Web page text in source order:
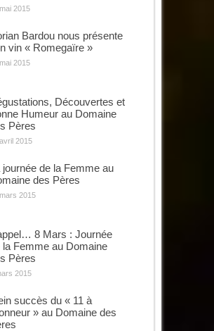
2015
Bardou nous présente
vin « Romegaïre »
2015
Découvertes et
Humeur au Domaine
Pères
2015
journée de la Femme au
des Pères
2015
8 Mars : Journée
la Femme au Domaine
Pères
2015
succès du « 11 à
» au Domaine des